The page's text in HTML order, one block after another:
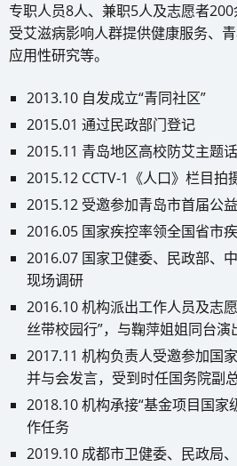
专职人员8人、兼职5人及志愿者
受艾滋病影响人群提供健康服务、
应用性研究等。
2013.10 自发成立“青同社区”
2015.01 通过民政部门登记
2015.11 青岛地区高校防艾主题
2015.12 CCTV-1《人口》栏目拍
2015.12 受邀参加青岛市首届公
2016.05 国家疾控率领全国省市
2016.07 国家卫健委、民政部、
现场调研
2016.10 机构派出工作人员及志
丝带校园行”，与鞠萍姐姐同台演
2017.11 机构负责人受邀参加国
并与会发言，受到时任国务院副
2018.10 机构承接“基金项目国家
作任务
2019.10 成都市卫健委、民政局